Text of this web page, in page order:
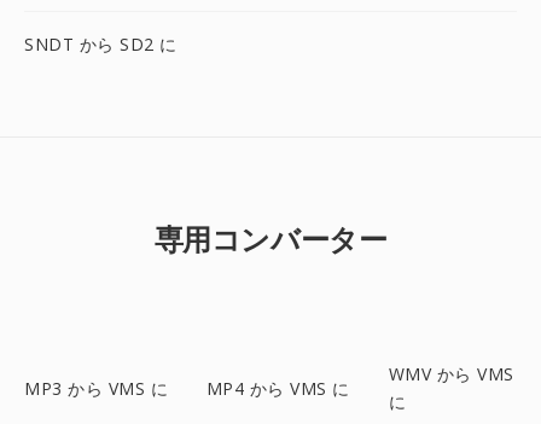
SNDT から SD2 に
専用コンバーター
MP3 から VMS に MP4 から VMS に
WMV から VMS
に